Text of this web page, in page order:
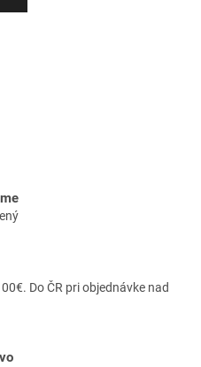
Do ČR pri objednávke nad